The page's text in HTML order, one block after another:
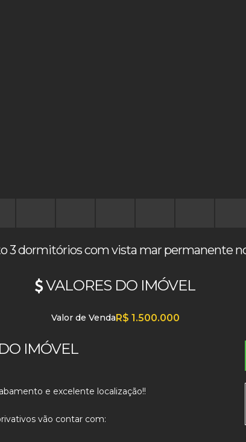
3 dormitórios com vista mar permanente
VALORES DO IMÓVEL
R$ 1.500.000
Valor de Venda
IMÓVEL
e excelente localização!!
vão contar com: